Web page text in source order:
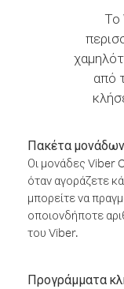
Το
από
Πακέτα μονάδων
Οι μονάδες Viber
όταν αγοράζετε
μπορείτε να
οποιονδήποτε
του Viber.
Προγράμματα